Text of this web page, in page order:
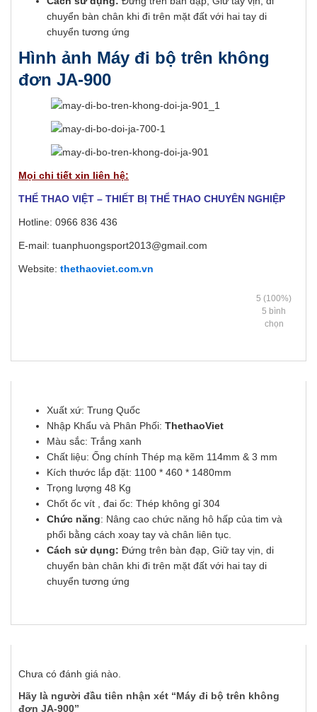
chuyển bàn chân khi đi trên mặt đất với hai tay di
chuyển tương ứng
Hình ảnh Máy đi bộ trên không
đơn JA-900
Mọi chi tiết xin liên hệ:
THỂ THAO VIỆT – THIẾT BỊ THỂ THAO CHUYÊN NGHIỆP
Hotline: 0966 836 436
E-mail: tuanphuongsport2013@gmail.com
Website: thethaoviet.com.vn
5 (100%)
5 bình
chọn
Xuất xứ: Trung Quốc
Nhập Khẩu và Phân Phối: ThethaoViet
Màu sắc: Trắng xanh
Chất liệu: Ống chính Thép mạ kẽm 114mm & 3 mm
Kích thước lắp đặt: 1100 * 460 * 1480mm
Trọng lượng 48 Kg
Chốt ốc vít , đai ốc: Thép không gỉ 304
Chức năng: Nâng cao chức năng hô hấp của tim và
phổi bằng cách xoay tay và chân liên tục.
Cách sử dụng: Đứng trên bàn đạp, Giữ tay vịn, di
chuyển bàn chân khi đi trên mặt đất với hai tay di
chuyển tương ứng
Chưa có đánh giá nào.
Hãy là người đầu tiên nhận xét “Máy đi bộ trên không
đơn JA-900”